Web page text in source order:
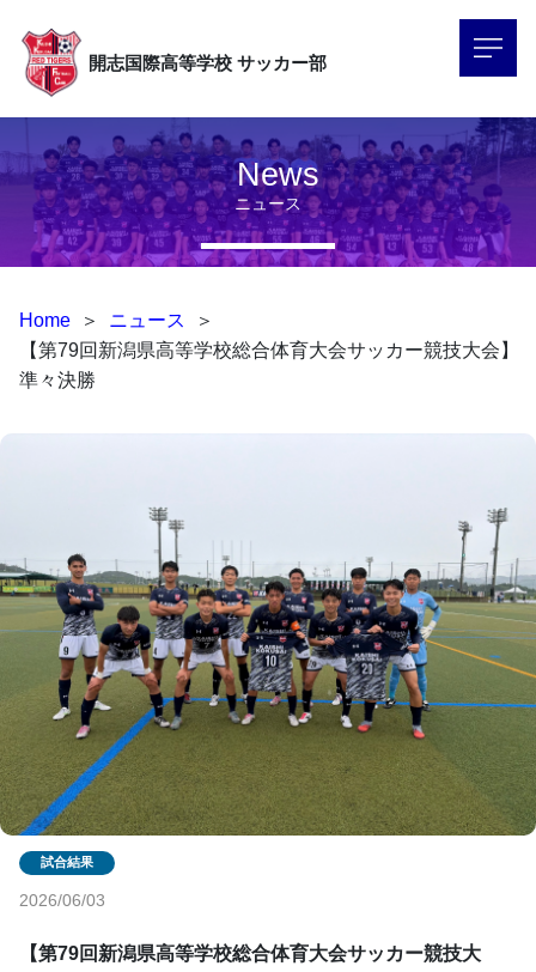
開志国際高等学校 サッカー部
ニュース
News
Home ＞ ニュース
＞
【第79回新潟県高等学校総合体育大会サッカー競技大会】
準々決勝
2026/06/03
【第79回新潟県高等学校総合体育大会サッカー競技大